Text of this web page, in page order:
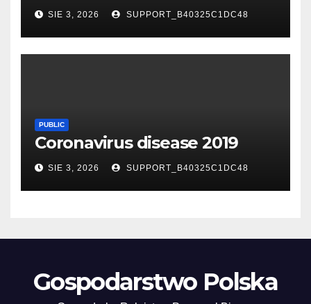
SIE 3, 2026 SUPPORT_B40325C1DC48
PUBLIC
Coronavirus disease 2019
SIE 3, 2026 SUPPORT_B40325C1DC48
Gospodarstwo Polska